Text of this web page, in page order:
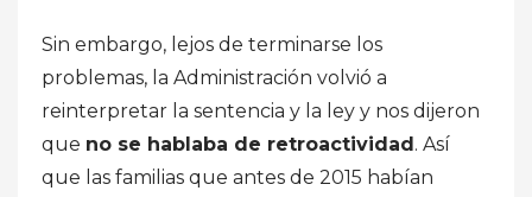
Sin embargo, lejos de terminarse los
problemas, la Administración volvió a
reinterpretar la sentencia y la ley y nos dijeron
que no se hablaba de retroactividad. Así
que las familias que antes de 2015 habían